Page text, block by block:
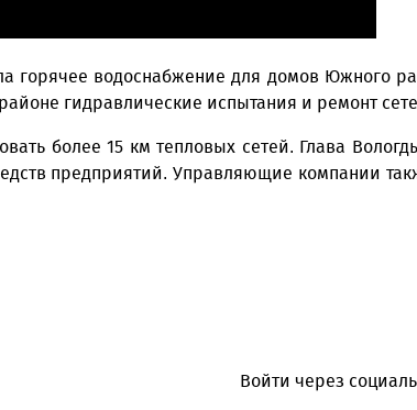
горячее водоснабжение для домов Южного
гидравлические испытания и ремонт
более 15 км тепловых сетей. Глава
предприятий. Управляющие компании
Войти через